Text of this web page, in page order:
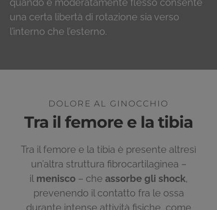
quando è moderatamente flesso consente
una certa libertà di rotazione sia verso
l’interno che l’esterno.
DOLORE AL GINOCCHIO
Tra il femore e la tibia
Tra il femore e la tibia è presente altresì
un’altra struttura fibrocartilaginea –
il menisco– che assorbe gli shock,
prevenendo il contatto fra le ossa